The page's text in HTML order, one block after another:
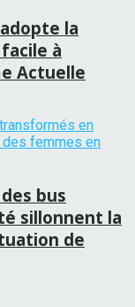
la
à
Actuelle
bus
sillonnent la
de